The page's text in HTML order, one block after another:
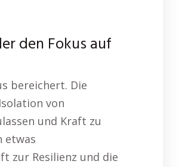
den Fokus auf
bereichert. Die
von
und Kraft zu
etwas
zur Resilienz und die